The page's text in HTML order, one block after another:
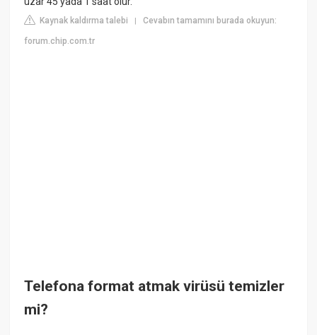
Kaynak kaldırma talebi |Cevabın tamamını burada okuyun:
forum.chip.com.tr
Telefona format atmak virüsü temizler
mi?